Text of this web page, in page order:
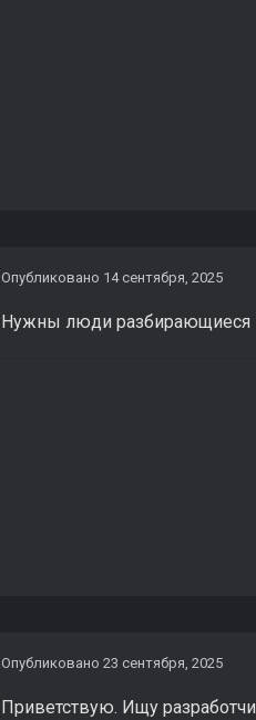
Опубликовано 14 сентября, 2025
Нужны люди разбирающиеся
Опубликовано 23 сентября, 2025
Приветствую. Ищу